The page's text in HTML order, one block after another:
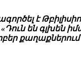
է Թբիլիսիում
են գլխեն